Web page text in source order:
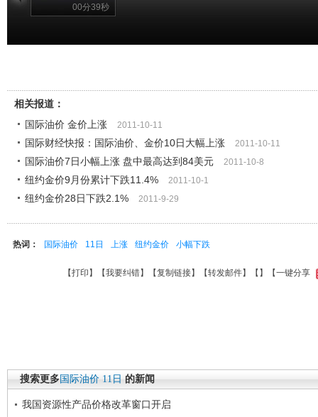
00分39秒
相关报道：
国际油价 金价上涨
2011-10-11
国际财经快报：国际油价、金价10日大幅上涨 2011-10-11
国际油价7日小幅上涨 盘中最高达到84美元 2011-10-8
纽约金价9月份累计下跌11.4% 2011-10-1
纽约金价28日下跌2.1% 2011-9-29
热词： 国际油价 11日 上涨 纽约金价 小幅下跌
【打印 】【我要纠错】【复制链接】【转发邮件】【 】 【一键分享
搜索更多国际油价 11日 的新闻
我国资源性产品价格改革窗口开启